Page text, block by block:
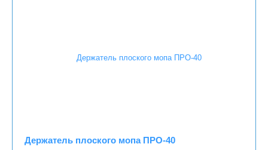
Держатель плоского мопа ПРО-40